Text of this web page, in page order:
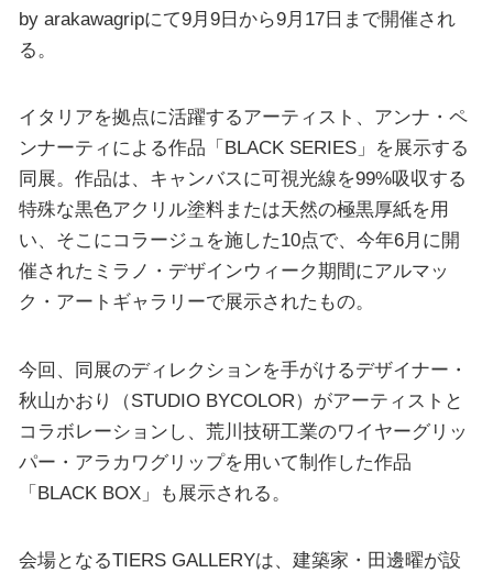
by arakawagripにて9月9日から9月17日まで開催され
る。
イタリアを拠点に活躍するアーティスト、アンナ・ペ
ンナーティによる作品「BLACK SERIES」を展示する
同展。作品は、キャンバスに可視光線を99%吸収する
特殊な黒色アクリル塗料または天然の極黒厚紙を用
い、そこにコラージュを施した10点で、今年6月に開
催されたミラノ・デザインウィーク期間にアルマッ
ク・アートギャラリーで展示されたもの。
今回、同展のディレクションを手がけるデザイナー・
秋山かおり（STUDIO BYCOLOR）がアーティストと
コラボレーションし、荒川技研工業のワイヤーグリッ
パー・アラカワグリップを用いて制作した作品
「BLACK BOX」も展示される。
会場となるTIERS GALLERYは、建築家・田邊曜が設